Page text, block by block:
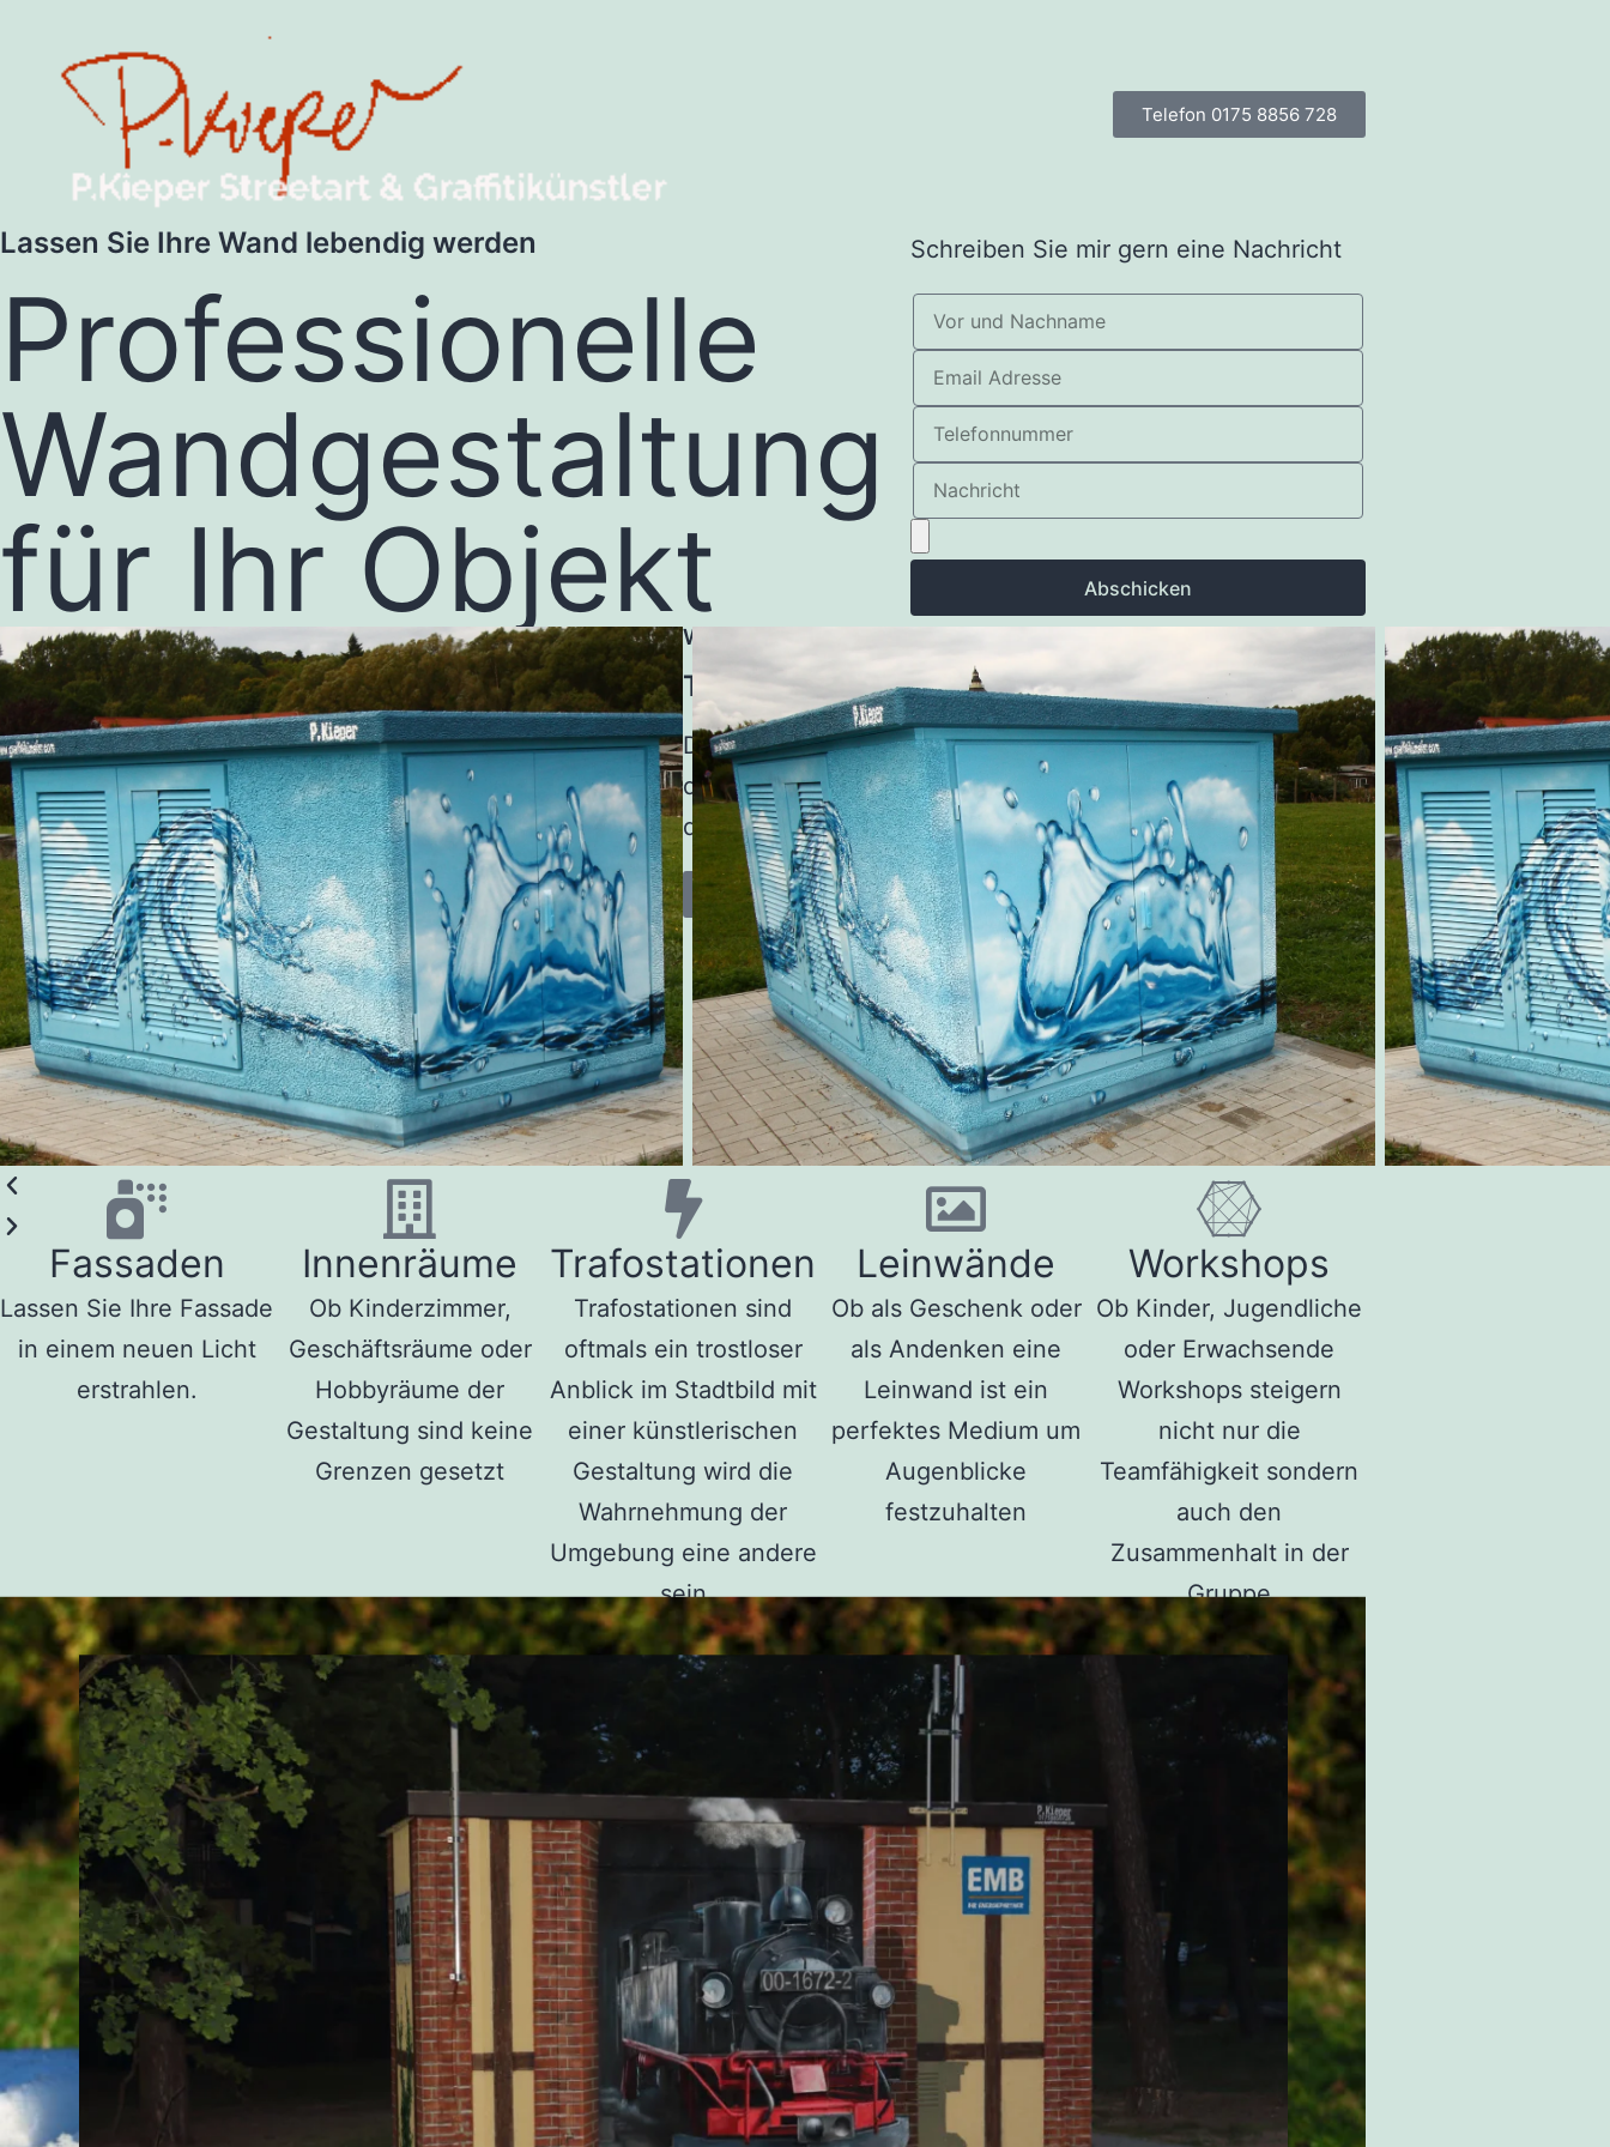
Telefon 0175 8856 728
Lassen Sie Ihre Wand lebendig werden
Professionelle
Wandgestaltung
für Ihr Objekt
Schreiben Sie mir gern eine Nachricht
Abschicken
Wassertropfen
Trafo-station
Da diese Station in der nähe eines Wasserwerkes stand und
diese auch mit den nötigen Strom versorgte lag das Motiv
des Wassers nahe.
weitere Trafostationen
Fassaden
Lassen Sie Ihre Fassade
in einem neuen Licht
erstrahlen.
Innenräume
Ob Kinderzimmer,
Geschäftsräume oder
Hobbyräume der
Gestaltung sind keine
Grenzen gesetzt
Trafostationen
Trafostationen sind
oftmals ein trostloser
Anblick im Stadtbild mit
einer künstlerischen
Gestaltung wird die
Wahrnehmung der
Umgebung eine andere
sein
Leinwände
Ob als Geschenk oder
als Andenken eine
Leinwand ist ein
perfektes Medium um
Augenblicke
festzuhalten
Workshops
Ob Kinder, Jugendliche
oder Erwachsende
Workshops steigern
nicht nur die
Teamfähigkeit sondern
auch den
Zusammenhalt in der
Gruppe
Buchen Sie mich für Ihre einzigartige Gestaltung
kontaktieren Sie mich gerne
Ⓒ Patrick Kieper Streetart & Graffitikünstler All rights reserved